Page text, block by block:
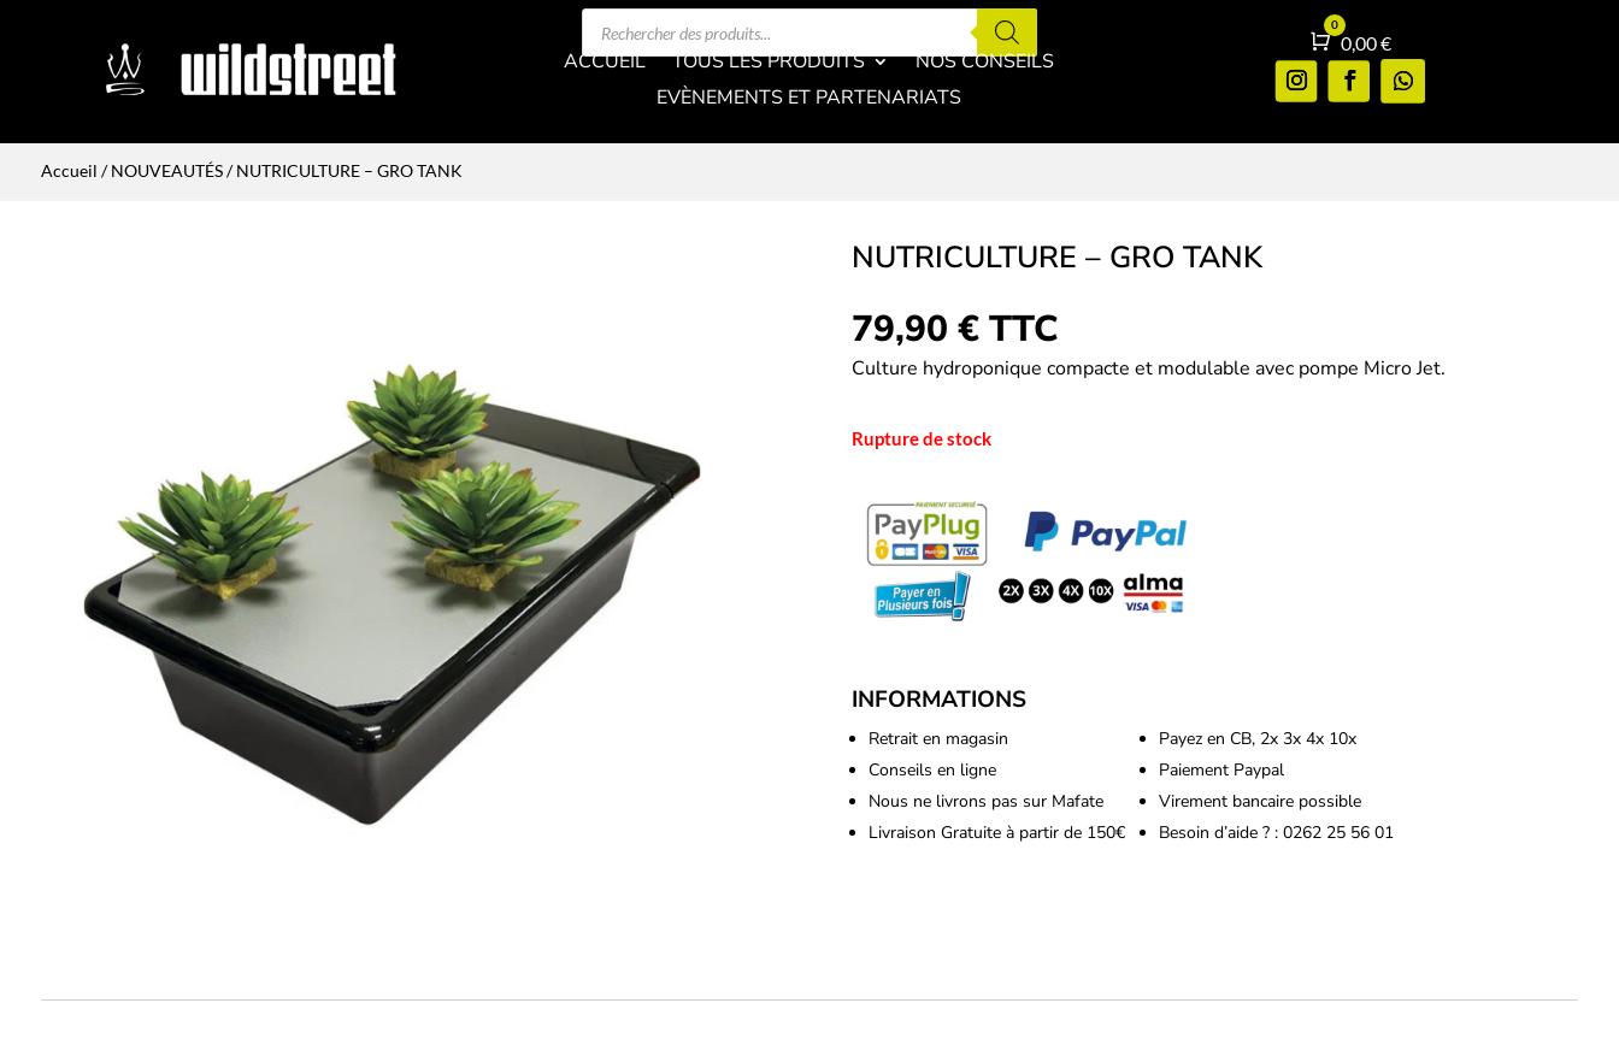
Recherche
Panier
0
0,00€
ACCUEIL TOUS LES PRODUITS
NOS CONSEILS
EVÈNEMENTS ET PARTENARIATS
Accueil /NOUVEAUTÉS/ NUTRICULTURE – GRO TANK
NUTRICULTURE – GRO TANK
79,90€TTC
Culture hydroponique compacte et modulable avec pompe Micro Jet.
Rupture de stock
INFORMATIONS
Retrait en magasin
Conseils en ligne
Nous ne livrons pas sur Mafate
Livraison Gratuite à partir de 150€
Payez en CB, 2x 3x 4x 10x
Paiement Paypal
Virement bancaire possible
Besoin d’aide ? : 0262 25 56 01